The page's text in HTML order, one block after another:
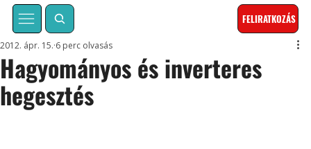
FELIRATKOZÁS
Hagyományos és inverteres
hegesztés
2012. ápr. 15. 6 perc olvasás